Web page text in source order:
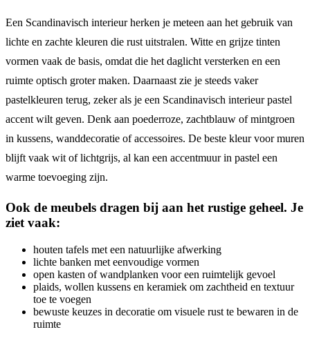
Een Scandinavisch interieur herken je meteen aan het gebruik van
lichte en zachte kleuren die rust uitstralen. Witte en grijze tinten
vormen vaak de basis, omdat die het daglicht versterken en een
ruimte optisch groter maken. Daarnaast zie je steeds vaker
pastelkleuren terug, zeker als je een Scandinavisch interieur pastel
accent wilt geven. Denk aan poederroze, zachtblauw of mintgroen
in kussens, wanddecoratie of accessoires. De beste kleur voor muren
blijft vaak wit of lichtgrijs, al kan een accentmuur in pastel een
warme toevoeging zijn.
Ook de meubels dragen bij aan het rustige geheel. Je
ziet vaak:
houten tafels met een natuurlijke afwerking
lichte banken met eenvoudige vormen
open kasten of wandplanken voor een ruimtelijk gevoel
plaids, wollen kussens en keramiek om zachtheid en textuur
toe te voegen
bewuste keuzes in decoratie om visuele rust te bewaren in de
ruimte